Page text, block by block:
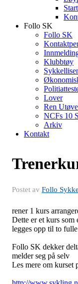
Follo SK
Follo SK
Klubbtøy
Lover
Ren
NCFs 10
Arkiv
Kontakt
Postet av Follo
rener 1 kurs
Dette er et kurs
legges opp til to fulle
Follo SK dekker
melder seg på selv
Les mere om kurset